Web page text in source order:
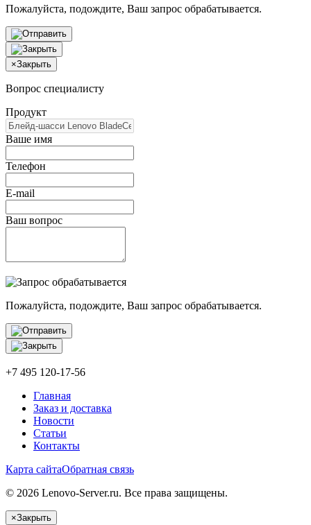
Пожалуйста, подождите, Ваш запрос обрабатывается.
×Закрыть
Вопрос специалисту
Продукт
Ваше имя
Телефон
E-mail
Ваш вопрос
Пожалуйста, подождите, Ваш запрос обрабатывается.
+7 495 120-17-56
Главная
Заказ и доставка
Новости
Статьи
Контакты
Карта сайтаОбратная связь
© 2026 Lenovo-Server.ru. Все права защищены.
×Закрыть